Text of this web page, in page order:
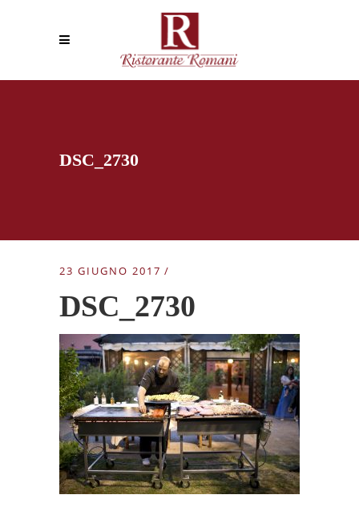
DSC_2730
23 GIUGNO 2017
DSC_2730